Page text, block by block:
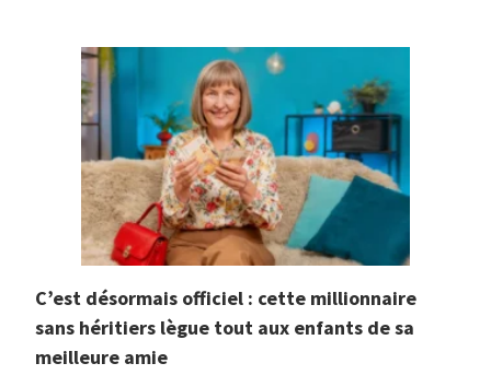
C’est désormais officiel : cette millionnaire
sans héritiers lègue tout aux enfants de sa
meilleure amie